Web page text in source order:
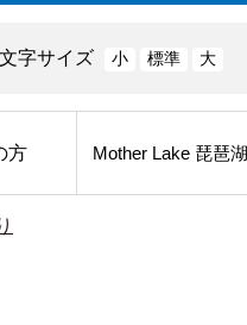
文字サイズ 小 標準 大
方 Mother Lake 琵琶湖